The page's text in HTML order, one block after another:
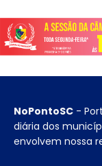
NoPontoSC -
diária dos
envolvem nossa